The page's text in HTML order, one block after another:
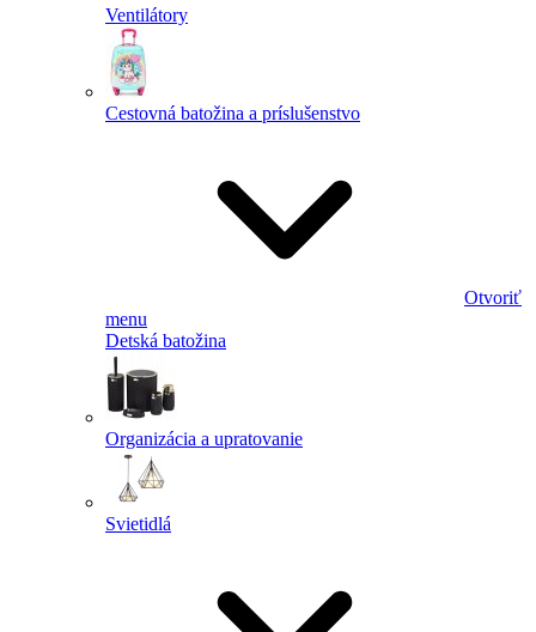
Ventilátory
Cestovná batožina a príslušenstvo
Otvoriť
menu
Detská batožina
Organizácia a upratovanie
Svietidlá